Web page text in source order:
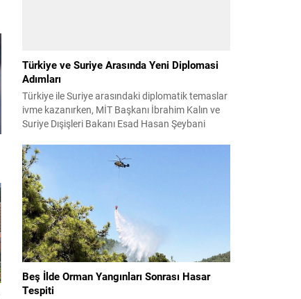
Türkiye ve Suriye Arasında Yeni Diplomasi
Adımları
Türkiye ile Suriye arasındaki diplomatik temaslar
ivme kazanırken, MİT Başkanı İbrahim Kalın ve
Suriye Dışişleri Bakanı Esad Hasan Şeybani
arasındaki iş birliği imkanları ve bölgesel istikrar
konuları detaylı şekilde ele alındı. Taraflar, komşu
ülkelerle ilişkilerin güçlendirilmesinin gerekliliği
üzerinde mutabık kaldı; ayrıca Suriye-Lübnan
ilişkilerine...
Beş İlde Orman Yangınları Sonrası Hasar
Tespiti